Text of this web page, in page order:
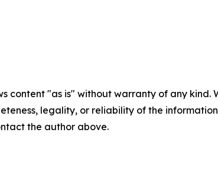
content "as is" without warranty of any
legality, or reliability of the
the author above.